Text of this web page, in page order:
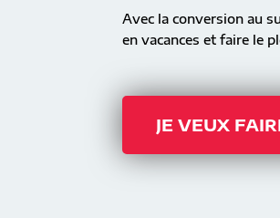
Avec la conversion au
en vacances et faire le
JE VEUX